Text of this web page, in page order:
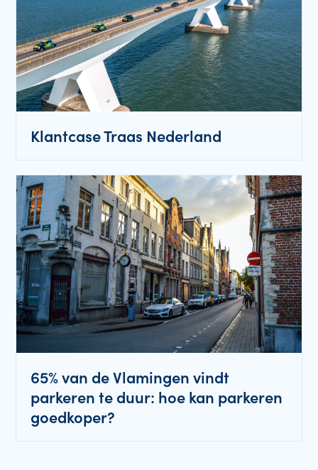
Klantcase Traas Nederland
65% van de Vlamingen vindt
parkeren te duur: hoe kan parkeren
goedkoper?